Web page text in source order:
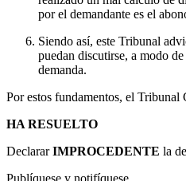
por el demandante es el
Siendo así, este Tribunal
puedan discutirse, a modo
demanda.
Por estos fundamentos, el
HA RESUELTO
DeclararIMPROCEDENTE la
Publíquese y notifíquese.